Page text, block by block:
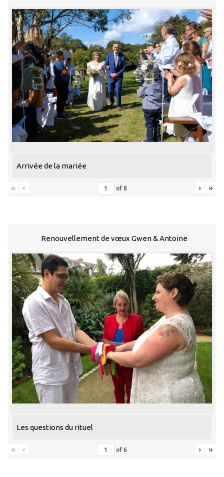
Arrivée de la mariée
« ‹ of8 › »
Renouvellement de vœux Gwen & Antoine
Les questions du rituel
« ‹ of6 › »